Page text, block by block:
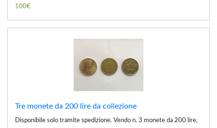
100€
Tre monete da 200 lire da collezione
Disponibile solo tramite spedizione. Vendo n. 3 monete da 200 lire,